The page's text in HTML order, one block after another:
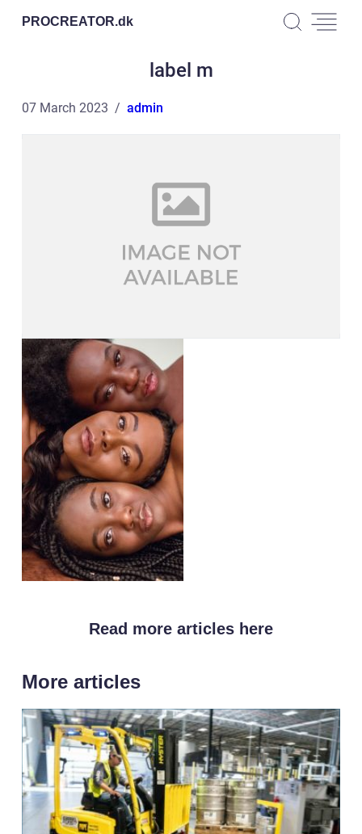
PROCREATOR.dk
label m
07 March 2023 admin
Read more articles here
More articles